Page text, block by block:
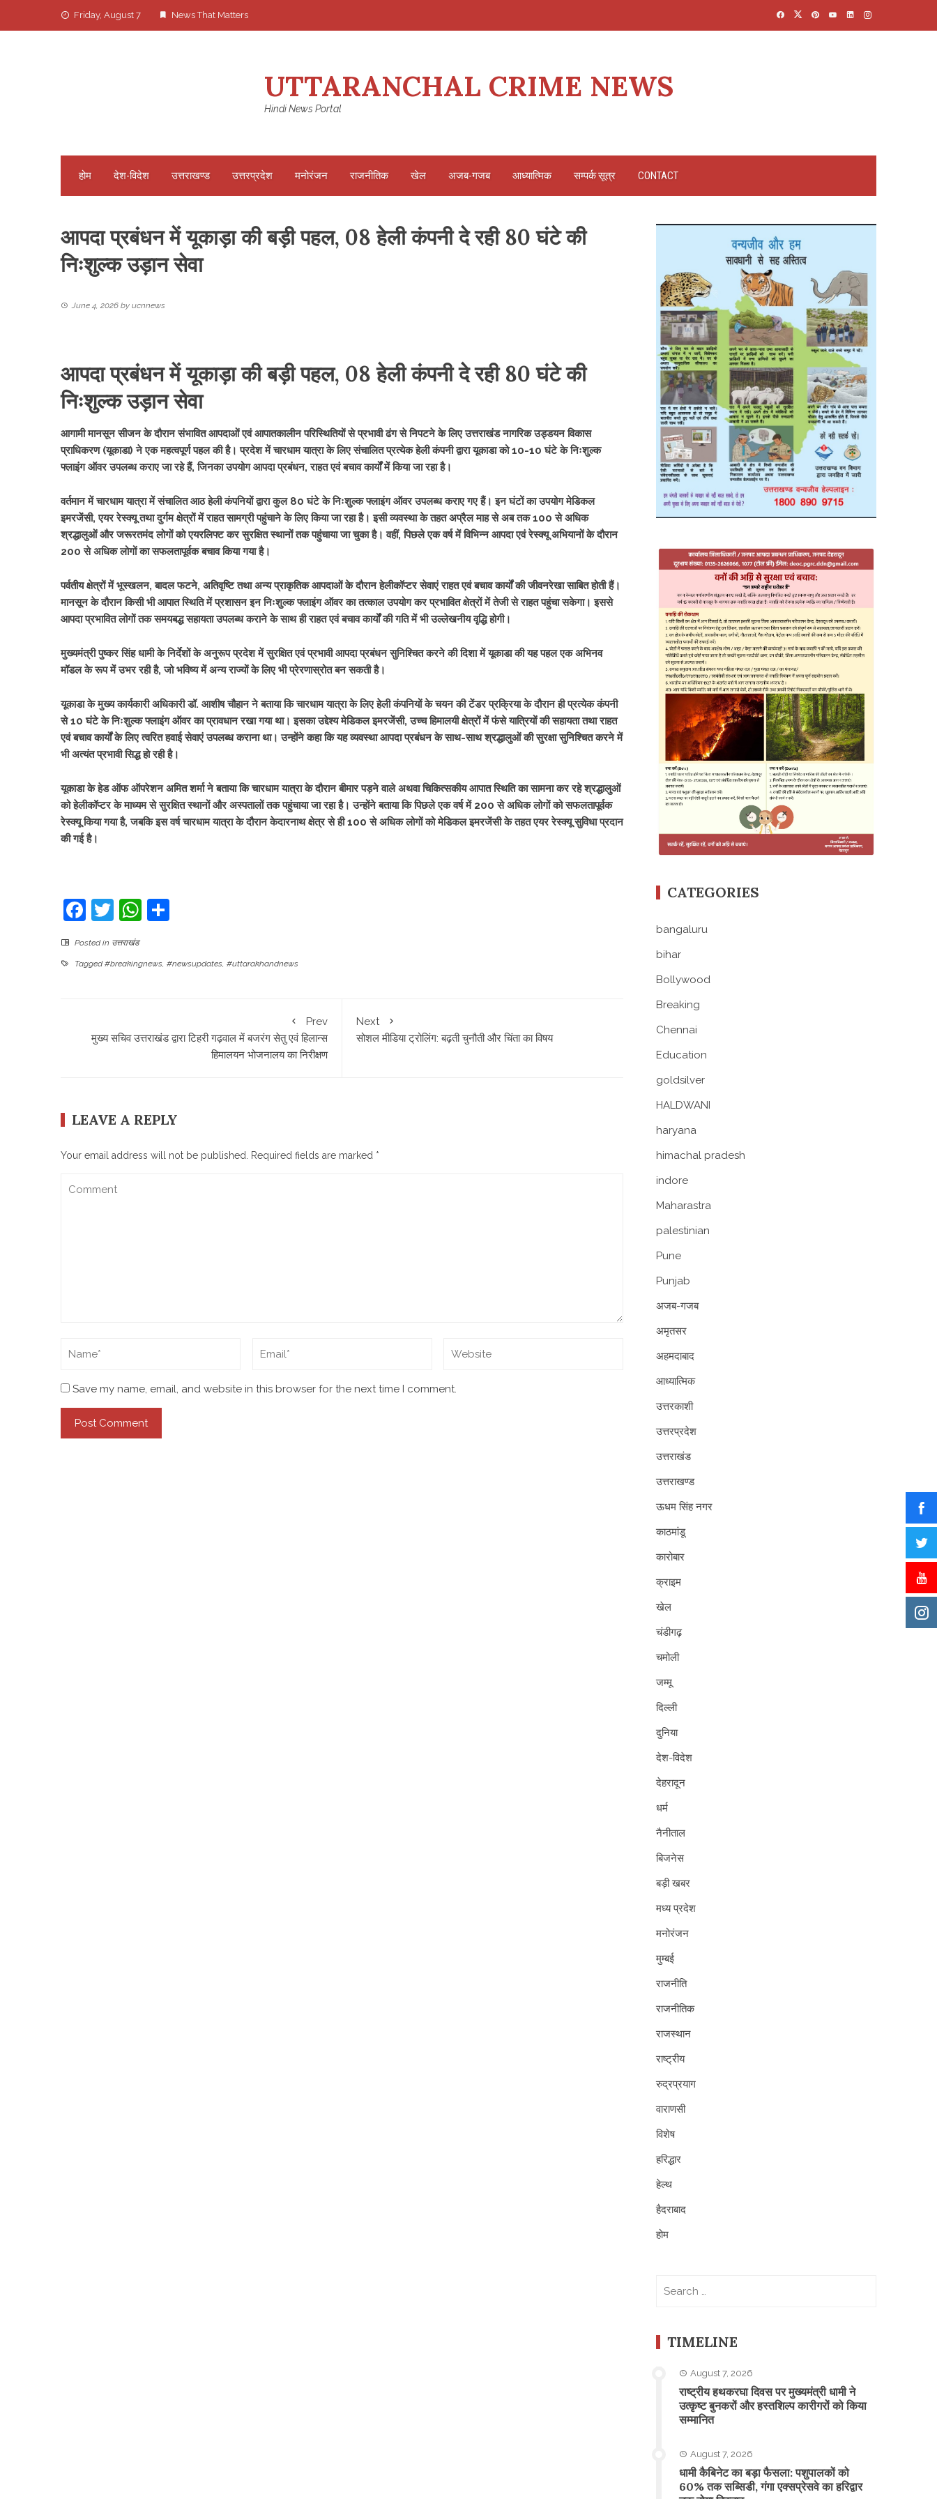
Friday, August 7 News That Matters
UTTARANCHAL CRIME NEWS
Hindi News Portal
होम देश-विदेश उत्तराखण्ड उत्तरप्रदेश मनोरंजन राजनीतिक खेल अजब-गजब आध्यात्मिक सम्पर्क सूत्र CONTACT
आपदा प्रबंधन में यूकाड़ा की बड़ी पहल, 08 हेली कंपनी दे रही 80 घंटे की
निःशुल्क उड़ान सेवा
June 4, 2026 by ucnnews
आपदा प्रबंधन में यूकाड़ा की बड़ी पहल, 08 हेली कंपनी दे रही 80 घंटे की
निःशुल्क उड़ान सेवा
आगामी मानसून सीजन के दौरान संभावित आपदाओं एवं आपातकालीन परिस्थितियों से प्रभावी ढंग से निपटने के लिए उत्तराखंड नागरिक उड्डयन विकास
प्राधिकरण (यूकाडा) ने एक महत्वपूर्ण पहल की है। प्रदेश में चारधाम यात्रा के लिए संचालित प्रत्येक हेली कंपनी द्वारा यूकाडा को 10-10 घंटे के निःशुल्क
फ्लाइंग ऑवर उपलब्ध कराए जा रहे हैं, जिनका उपयोग आपदा प्रबंधन, राहत एवं बचाव कार्यों में किया जा रहा है।
वर्तमान में चारधाम यात्रा में संचालित आठ हेली कंपनियों द्वारा कुल 80 घंटे के निःशुल्क फ्लाइंग ऑवर उपलब्ध कराए गए हैं। इन घंटों का उपयोग मेडिकल
इमरजेंसी, एयर रेस्क्यू तथा दुर्गम क्षेत्रों में राहत सामग्री पहुंचाने के लिए किया जा रहा है। इसी व्यवस्था के तहत अप्रैल माह से अब तक 100 से अधिक
श्रद्धालुओं और जरूरतमंद लोगों को एयरलिफ्ट कर सुरक्षित स्थानों तक पहुंचाया जा चुका है। वहीं, पिछले एक वर्ष में विभिन्न आपदा एवं रेस्क्यू अभियानों के दौरान
200 से अधिक लोगों का सफलतापूर्वक बचाव किया गया है।
पर्वतीय क्षेत्रों में भूस्खलन, बादल फटने, अतिवृष्टि तथा अन्य प्राकृतिक आपदाओं के दौरान हेलीकॉप्टर सेवाएं राहत एवं बचाव कार्यों की जीवनरेखा साबित होती हैं।
मानसून के दौरान किसी भी आपात स्थिति में प्रशासन इन निःशुल्क फ्लाइंग ऑवर का तत्काल उपयोग कर प्रभावित क्षेत्रों में तेजी से राहत पहुंचा सकेगा। इससे
आपदा प्रभावित लोगों तक समयबद्ध सहायता उपलब्ध कराने के साथ ही राहत एवं बचाव कार्यों की गति में भी उल्लेखनीय वृद्धि होगी।
मुख्यमंत्री पुष्कर सिंह धामी के निर्देशों के अनुरूप प्रदेश में सुरक्षित एवं प्रभावी आपदा प्रबंधन सुनिश्चित करने की दिशा में यूकाडा की यह पहल एक अभिनव
मॉडल के रूप में उभर रही है, जो भविष्य में अन्य राज्यों के लिए भी प्रेरणास्रोत बन सकती है।
यूकाडा के मुख्य कार्यकारी अधिकारी डॉ. आशीष चौहान ने बताया कि चारधाम यात्रा के लिए हेली कंपनियों के चयन की टेंडर प्रक्रिया के दौरान ही प्रत्येक कंपनी
से 10 घंटे के निःशुल्क फ्लाइंग ऑवर का प्रावधान रखा गया था। इसका उद्देश्य मेडिकल इमरजेंसी, उच्च हिमालयी क्षेत्रों में फंसे यात्रियों की सहायता तथा राहत
एवं बचाव कार्यों के लिए त्वरित हवाई सेवाएं उपलब्ध कराना था। उन्होंने कहा कि यह व्यवस्था आपदा प्रबंधन के साथ-साथ श्रद्धालुओं की सुरक्षा सुनिश्चित करने में
भी अत्यंत प्रभावी सिद्ध हो रही है।
यूकाडा के हेड ऑफ ऑपरेशन अमित शर्मा ने बताया कि चारधाम यात्रा के दौरान बीमार पड़ने वाले अथवा चिकित्सकीय आपात स्थिति का सामना कर रहे श्रद्धालुओं
को हेलीकॉप्टर के माध्यम से सुरक्षित स्थानों और अस्पतालों तक पहुंचाया जा रहा है। उन्होंने बताया कि पिछले एक वर्ष में 200 से अधिक लोगों को सफलतापूर्वक
रेस्क्यू किया गया है, जबकि इस वर्ष चारधाम यात्रा के दौरान केदारनाथ क्षेत्र से ही 100 से अधिक लोगों को मेडिकल इमरजेंसी के तहत एयर रेस्क्यू सुविधा प्रदान
की गई है।
Facebook
TwitterWhatsApp
Posted in उत्तराखंड
Tagged#breakingnews, #newsupdates, #uttarakhandnews
Prev
मुख्य सचिव उत्तराखंड द्वारा टिहरी गढ़वाल में बजरंग सेतु एवं हिलान्स
हिमालयन भोजनालय का निरीक्षण
Next
सोशल मीडिया ट्रोलिंग: बढ़ती चुनौती और चिंता का विषय
LEAVE A REPLY
Your email address will not be published. Required fields are marked *
Save my name, email, and website in this browser for the next time I comment.
CATEGORIES
bangaluru
bihar
Bollywood
Breaking
Chennai
Education
goldsilver
HALDWANI
haryana
himachal pradesh
indore
Maharastra
palestinian
Pune
Punjab
अजब-गजब
अमृतसर
अहमदाबाद
आध्यात्मिक
उत्तरकाशी
उत्तरप्रदेश
उत्तराखंड
उत्तराखण्ड
ऊधम सिंह नगर
काठमांडू
कारोबार
क्राइम
खेल
चंडीगढ़
चमोली
जम्मू
दिल्ली
दुनिया
देश-विदेश
देहरादून
धर्म
नैनीताल
बिजनेस
बड़ी खबर
मध्य प्रदेश
मनोरंजन
मुम्बई
राजनीति
राजनीतिक
राजस्थान
राष्ट्रीय
रुद्रप्रयाग
वाराणसी
विशेष
हरिद्धार
हेल्थ
हैदराबाद
होम
TIMELINE
August 7, 2026
राष्ट्रीय हथकरघा दिवस पर मुख्यमंत्री धामी ने
उत्कृष्ट बुनकरों और हस्तशिल्प कारीगरों को किया
सम्मानित
August 7, 2026
​धामी कैबिनेट का बड़ा फैसला: पशुपालकों को
60% तक सब्सिडी, गंगा एक्सप्रेसवे का हरिद्वार